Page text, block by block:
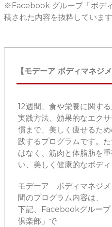
※Facebook グループ「ボデ
稿された内容を抜粋しています
【モデーア ボディマネジ
12週間、食や栄養に関す
実践方法、効果的なエク
慣まで、美しく痩せるた
践するプログラムです。
はなく、筋肉と体脂肪を
い、美しく健康的なボディ
モデーア ボディマネジメ
間のプログラム内容は、
下記、Facebookグループ
倶楽部」で